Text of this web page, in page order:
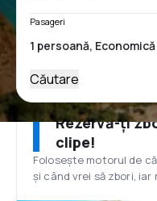
Pasageri
Căutare
Rezervă-ți
clipe!
Folosește motorul de
și când vrei să zbori, iar